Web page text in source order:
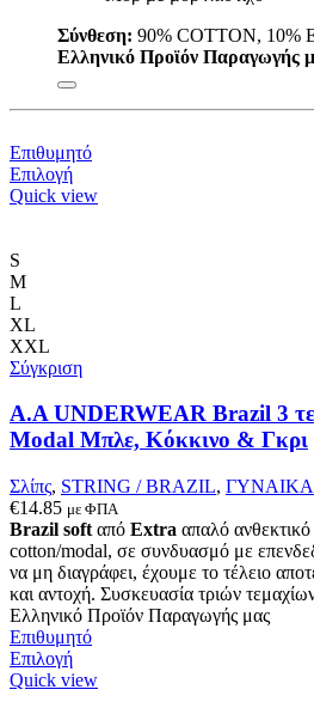
Σύνθεση: 90% COTTON, 10%
Ελληνικό Προϊόν Παραγωγής
Επιθυμητό
ΕπιλογήΑυτό
το
να
στη
σελίδα
του
Quick view
S
M
L
XL
XXL
Σύγκριση
A.A UNDERWEAR Brazil 3
Modal Μπλε, Κόκκινο & Γκρι
Σλίπς, STRING / BRAZIL, ΓΥΝΑΙΚΑ
€14.85 με ΦΠΑ
Brazil soft από Extra απαλό
cotton/modal, σε συνδυασμό με
να μη διαγράφει, έχουμε το τέλειο
και αντοχή. Συσκευασία τριών
Ελληνικό Προϊόν Παραγωγής μας
Επιθυμητό
ΕπιλογήΑυτό
το
Quick view